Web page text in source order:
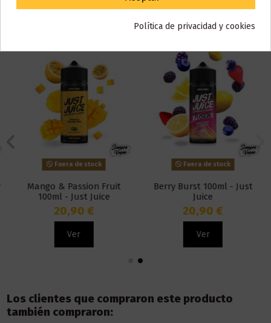
Fuera de stock
Mango & Passion Fruit
100ml - Just Juice
20,90 €
Ver
Fuera de stock
Berry Burst 100ml - Just
Juice
20,90 €
Ver
Los clientes que compraron este producto
también compraron:
Política de privacidad y cookies